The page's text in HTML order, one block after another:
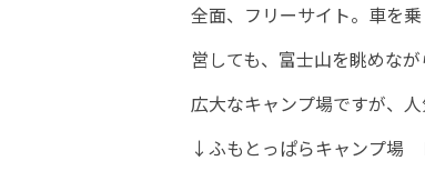
全面、フリーサイト。車を
営しても、富士山を眺めな
広大なキャンプ場ですが、
↓ふもとっぱらキャンプ場